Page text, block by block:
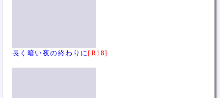
長く暗い夜の終わりに [R18]